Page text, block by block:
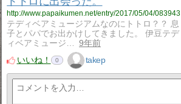
http://www.papaikumen.net/entry/2017/05/04/083943
テディベアミュージアムなのにトトロ？？ 息
子とパパでお出かけしてきました。 伊豆テデ
ィベアミュージ…
9年前
いいね！
0 takep